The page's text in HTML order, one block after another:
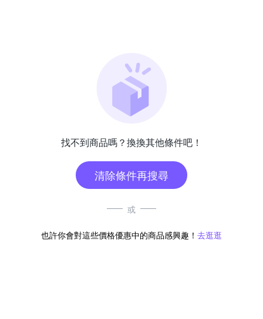
找不到商品嗎？換換其他條件吧！
清除條件再搜尋
或
也許你會對這些價格優惠中的商品感興趣！ 去逛逛